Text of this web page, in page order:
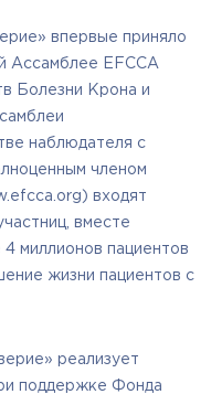
информации для
с Воспалительными
Короткой
впервые приняло
Ассамблее EFСCA
Болезни Крона и
наблюдателя с
членом
входят
вместе
миллионов пациентов
жизни пациентов с
реализует
поддержке Фонда